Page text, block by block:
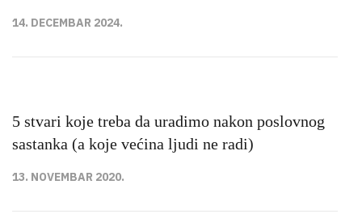
14. DECEMBAR 2024.
5 stvari koje treba da uradimo nakon poslovnog
sastanka (a koje većina ljudi ne radi)
13. NOVEMBAR 2020.